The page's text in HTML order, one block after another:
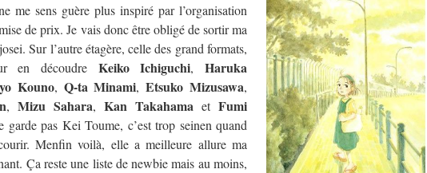
me sens guère plus inspiré par l’organisation
de prix. Je vais donc être obligé de sortir ma
Sur l’autre étagère, celle des grand formats,
en découdre Keiko Ichiguchi,Haruka
Kouno, Q-ta Minami,Etsuko Mizusawa,
, Mizu Sahara, Kan Takahama et Fumi
garde pas Kei Toume, c’est trop seinen quand
Menfin voilà, elle a meilleure allure ma
Ça reste une liste de newbie mais au moins,